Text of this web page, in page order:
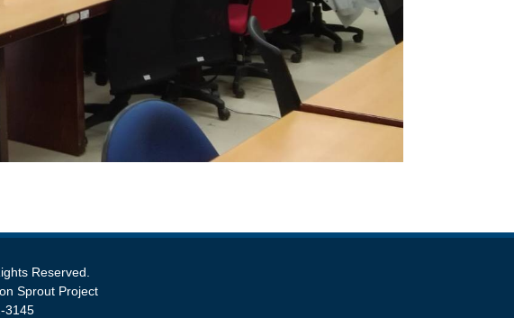
Reserved.
Sprout Project
3145